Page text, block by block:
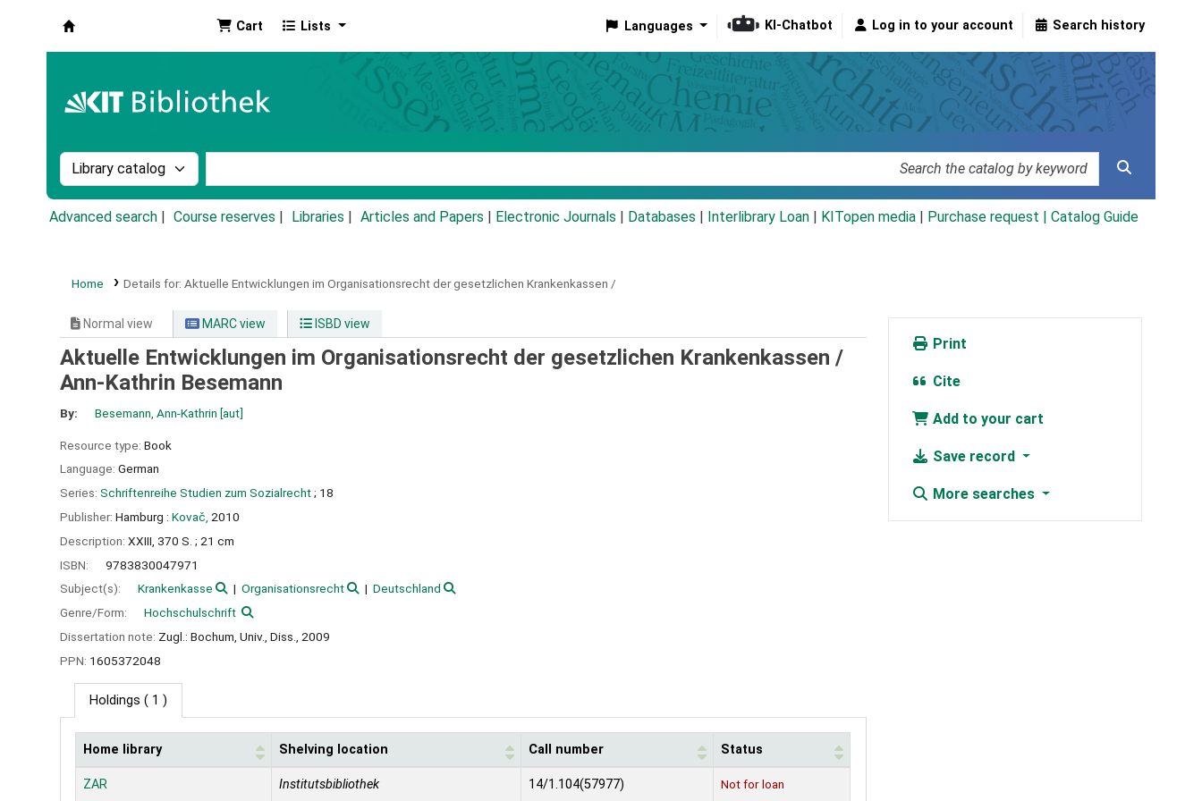
Cart Lists Languages KI-Chatbot Log in to your account Search history
Search the catalog by:
Advanced search Course reserves Libraries Articles and Papers Electronic Journals Databases Interlibrary Loan KITopen media Purchase request | Catalog Guide
Home Details for: Aktuelle Entwicklungen im Organisationsrecht der gesetzlichen Krankenkassen /
Normal view MARC view ISBD view
Aktuelle Entwicklungen im Organisationsrecht der gesetzlichen Krankenkassen /
Ann-Kathrin Besemann
By: Besemann, Ann-Kathrin [aut]
Resource type: Book
Language: German
Series: Schriftenreihe Studien zum Sozialrecht; 18
Publisher: Hamburg : Kovač, 2010
Description: XXIII, 370 S. ; 21 cm
ISBN:
9783830047971
Subject(s):
Krankenkasse Organisationsrecht
Deutschland
Genre/Form:
Hochschulschrift
Dissertation note: Zugl.: Bochum, Univ., Diss., 2009
PPN: 1605372048
Holdings ( 1 )
Holdings
Home library Shelving location Call number Status
ZAR Institutsbibliothek 14/1.104(57977) Not for loan
Print
Cite
Add to your cart
Save record
More searches